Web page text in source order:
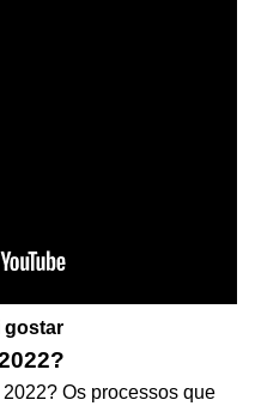
gostar
Os processos que